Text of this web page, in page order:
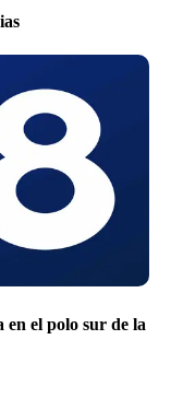
en el polo sur de la